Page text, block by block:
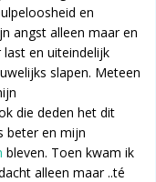
en
angst alleen maar en
en uiteindelijk
slapen. Meteen
die deden het dit
beter en mijn
bleven. Toen kwam ik
alleen maar ..té